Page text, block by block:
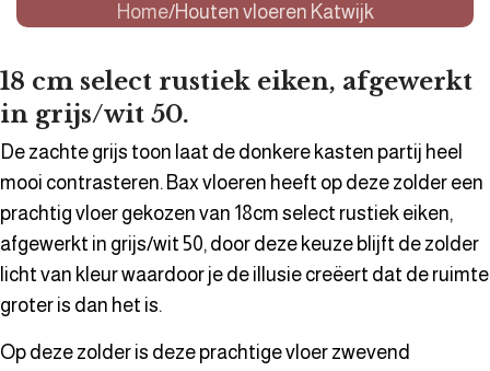
Home Houten vloeren Katwijk
18 cm select rustiek eiken, afgewerkt
in grijs/wit 50.
De zachte grijs toon laat de donkere kasten partij heel
mooi contrasteren. Bax vloeren heeft op deze zolder een
prachtig vloer gekozen van 18cm select rustiek eiken,
afgewerkt in grijs/wit 50, door deze keuze blijft de zolder
licht van kleur waardoor je de illusie creëert dat de ruimte
groter is dan het is.
Op deze zolder is deze prachtige vloer zwevend